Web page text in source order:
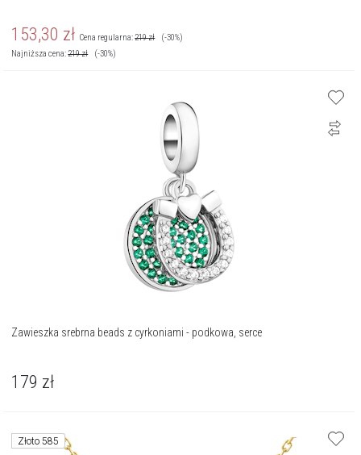
153,30 zł Cena regularna:219zł
(-30%)
Najniższa cena:219zł (-30%)
Zawieszka srebrna beads z cyrkoniami - podkowa, serce
179 zł
Złoto 585